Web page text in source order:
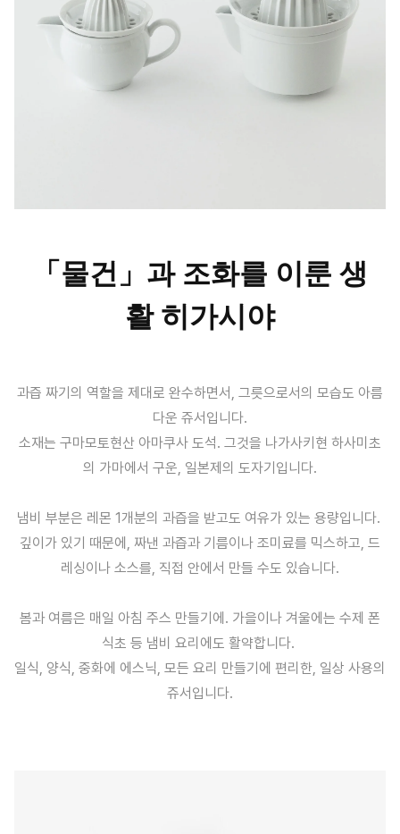
「물건」과 조화를 이룬 생
활 히가시야
과즙 짜기의 역할을 제대로 완수하면서, 그릇으로서의 모습도 아름
다운 쥬서입니다.
소재는 구마모토현산 아마쿠사 도석. 그것을 나가사키현 하사미초
의 가마에서 구운, 일본제의 도자기입니다.
냄비 부분은 레몬 1개분의 과즙을 받고도 여유가 있는 용량입니다.
깊이가 있기 때문에, 짜낸 과즙과 기름이나 조미료를 믹스하고, 드
레싱이나 소스를, 직접 안에서 만들 수도 있습니다.
봄과 여름은 매일 아침 주스 만들기에. 가을이나 겨울에는 수제 폰
식초 등 냄비 요리에도 활약합니다.
일식, 양식, 중화에 에스닉, 모든 요리 만들기에 편리한, 일상 사용의
쥬서입니다.